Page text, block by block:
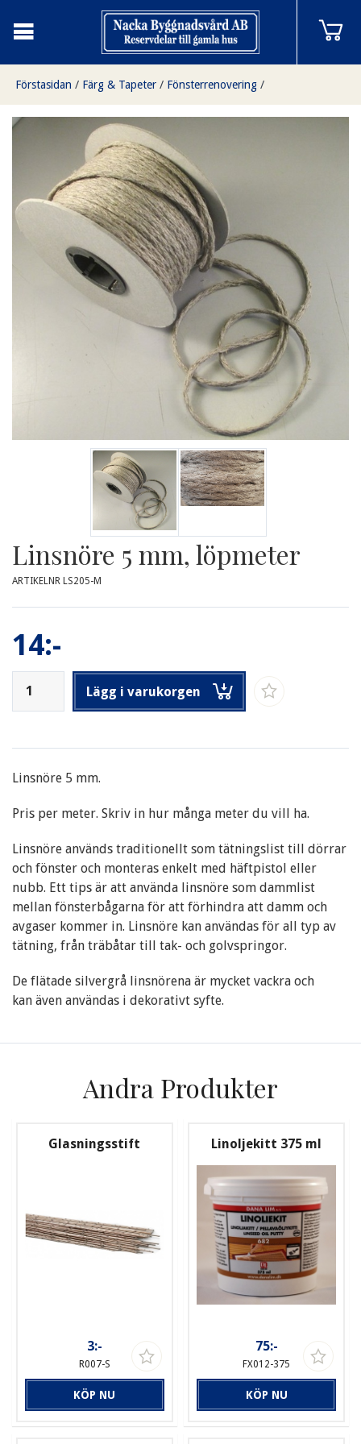
Förstasidan / Färg & Tapeter / Fönsterrenovering /
Linsnöre 5 mm, löpmeter
Linsnöre 5 mm, löpmeter
ARTIKELNR LS205-M
14:-
Lägg i varukorgen
Linsnöre 5 mm.
Pris per meter. Skriv in hur många meter du vill ha.
Linsnöre används traditionellt som tätningslist till dörrar
och fönster och monteras enkelt med häftpistol eller
nubb. Ett tips är att använda linsnöre som dammlist
mellan fönsterbågarna för att förhindra att damm och
avgaser kommer in. Linsnöre kan användas för all typ av
tätning, från träbåtar till tak- och golvspringor.
De flätade silvergrå linsnörena är mycket vackra och
kan även användas i dekorativt syfte.
Andra Produkter
Glasningsstift
3:-
R007-S
KÖP NU
Linoljekitt 375 ml
75:-
FX012-375
KÖP NU